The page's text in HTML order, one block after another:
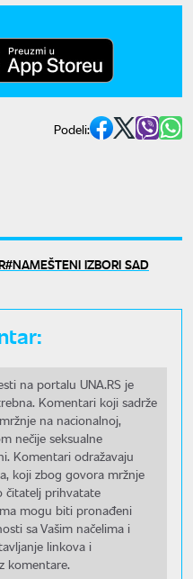
Podeli:
NAMEŠTENI IZBORI SAD
na portalu UNA.RS je
Komentari koji sadrže
na nacionalnoj,
nečije seksualne
Komentari odražavaju
koji zbog govora mržnje
čitatelj prihvatate
mogu biti pronađeni
sa Vašim načelima i
linkova i
komentare.